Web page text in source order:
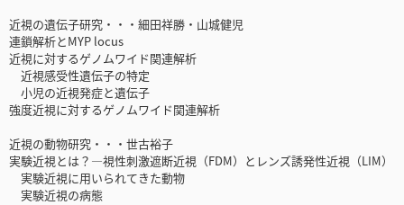
近視の遺伝子研究・・・細田祥勝・山城健児
連鎖解析とMYP locus
近視に対するゲノムワイド関連解析
近視感受性遺伝子の特定
小児の近視発症と遺伝子
強度近視に対するゲノムワイド関連解析
近視の動物研究・・・世古裕子
実験近視とは？—視性刺激遮断近視（FDM）とレンズ誘発性近視（LIM）
実験近視に用いられてきた動物
実験近視の病態